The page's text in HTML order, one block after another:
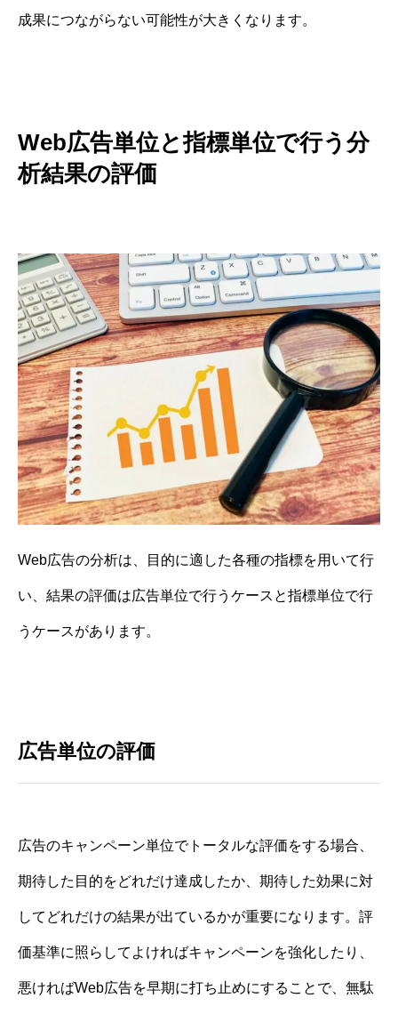
成果につながらない可能性が大きくなります。
Web広告単位と指標単位で行う分
析結果の評価
Web広告の分析は、目的に適した各種の指標を用いて行
い、結果の評価は広告単位で行うケースと指標単位で行
うケースがあります。
広告単位の評価
広告のキャンペーン単位でトータルな評価をする場合、
期待した目的をどれだけ達成したか、期待した効果に対
してどれだけの結果が出ているかが重要になります。評
価基準に照らしてよければキャンペーンを強化したり、
悪ければWeb広告を早期に打ち止めにすることで、無駄